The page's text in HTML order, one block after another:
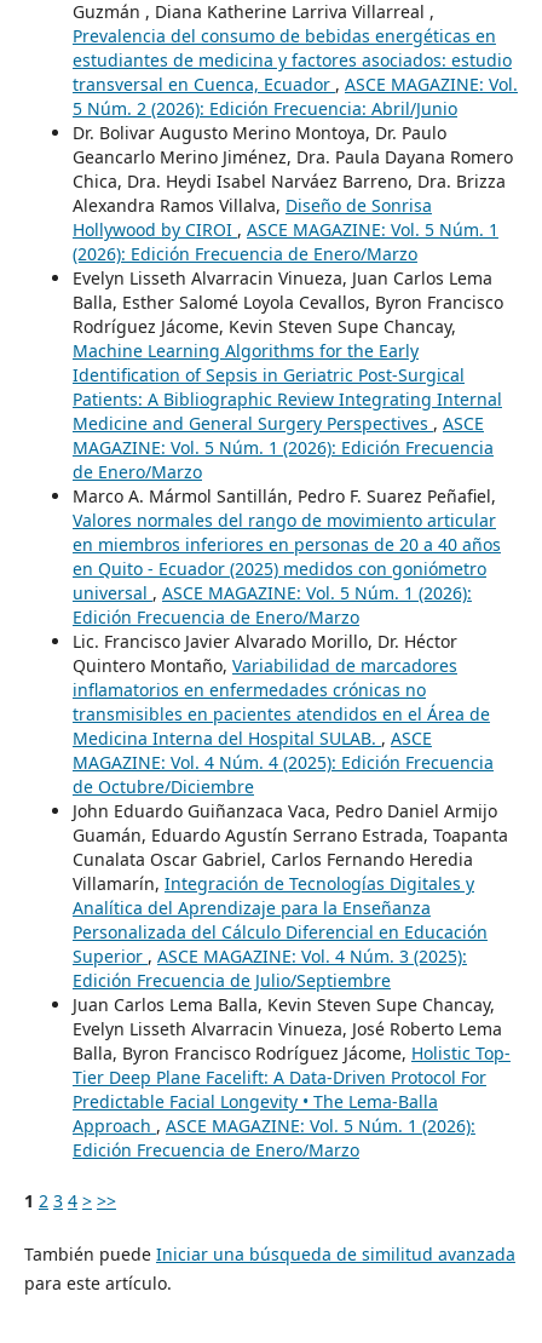
Guzmán , Diana Katherine Larriva Villarreal ,
Prevalencia del consumo de bebidas energéticas en
estudiantes de medicina y factores asociados: estudio
transversal en Cuenca, Ecuador , ASCE MAGAZINE: Vol.
5 Núm. 2 (2026): Edición Frecuencia: Abril/Junio
Dr. Bolivar Augusto Merino Montoya, Dr. Paulo
Geancarlo Merino Jiménez, Dra. Paula Dayana Romero
Chica, Dra. Heydi Isabel Narváez Barreno, Dra. Brizza
Alexandra Ramos Villalva, Diseño de Sonrisa
Hollywood by CIROI , ASCE MAGAZINE: Vol. 5 Núm. 1
(2026): Edición Frecuencia de Enero/Marzo
Evelyn Lisseth Alvarracin Vinueza, Juan Carlos Lema
Balla, Esther Salomé Loyola Cevallos, Byron Francisco
Rodríguez Jácome, Kevin Steven Supe Chancay,
Machine Learning Algorithms for the Early
Identification of Sepsis in Geriatric Post-Surgical
Patients: A Bibliographic Review Integrating Internal
Medicine and General Surgery Perspectives , ASCE
MAGAZINE: Vol. 5 Núm. 1 (2026): Edición Frecuencia
de Enero/Marzo
Marco A. Mármol Santillán, Pedro F. Suarez Peñafiel,
Valores normales del rango de movimiento articular
en miembros inferiores en personas de 20 a 40 años
en Quito - Ecuador (2025) medidos con goniómetro
universal , ASCE MAGAZINE: Vol. 5 Núm. 1 (2026):
Edición Frecuencia de Enero/Marzo
Lic. Francisco Javier Alvarado Morillo, Dr. Héctor
Quintero Montaño, Variabilidad de marcadores
inflamatorios en enfermedades crónicas no
transmisibles en pacientes atendidos en el Área de
Medicina Interna del Hospital SULAB. , ASCE
MAGAZINE: Vol. 4 Núm. 4 (2025): Edición Frecuencia
de Octubre/Diciembre
John Eduardo Guiñanzaca Vaca, Pedro Daniel Armijo
Guamán, Eduardo Agustín Serrano Estrada, Toapanta
Cunalata Oscar Gabriel, Carlos Fernando Heredia
Villamarín, Integración de Tecnologías Digitales y
Analítica del Aprendizaje para la Enseñanza
Personalizada del Cálculo Diferencial en Educación
Superior , ASCE MAGAZINE: Vol. 4 Núm. 3 (2025):
Edición Frecuencia de Julio/Septiembre
Juan Carlos Lema Balla, Kevin Steven Supe Chancay,
Evelyn Lisseth Alvarracin Vinueza, José Roberto Lema
Balla, Byron Francisco Rodríguez Jácome, Holistic Top-
Tier Deep Plane Facelift: A Data-Driven Protocol For
Predictable Facial Longevity • The Lema-Balla
Approach , ASCE MAGAZINE: Vol. 5 Núm. 1 (2026):
Edición Frecuencia de Enero/Marzo
1 2 3 4 > >>
También puede Iniciar una búsqueda de similitud avanzada
para este artículo.